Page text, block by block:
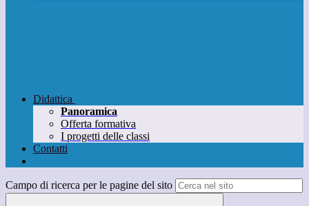
Didattica
Panoramica
Offerta formativa
I progetti delle classi
Contatti
Campo di ricerca per le pagine del sito